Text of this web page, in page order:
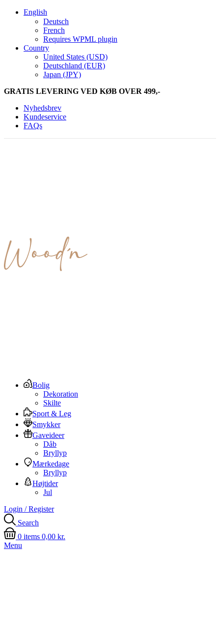
English
Deutsch
French
Requires WPML plugin
Country
United States (USD)
Deutschland (EUR)
Japan (JPY)
GRATIS LEVERING VED KØB OVER 499,-
Nyhedsbrev
Kundeservice
FAQs
Bolig
Dekoration
Skilte
Sport & Leg
Smykker
Gaveideer
Dåb
Bryllyp
Mærkedage
Bryllyp
Højtider
Jul
Login / Register
Search
0 items 0,00 kr.
Menu